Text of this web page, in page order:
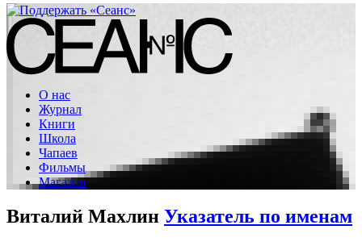
О нас
Журнал
Книги
Школа
Чапаев
Фильмы
Магазин
Виталий Махлин Указатель по именам